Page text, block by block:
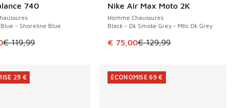
€ 189,99 à € 115,00
740
- Shoreline Blue
est en promotion. Prix en baisse de € 119,99 à € 80,00
€ 119,99
39 € Nike Air Max Moto 2K
Homme Chaussures
Black - Dk Smoke Grey - Mtlc Dk Grey
Cet article est en promotion.
€ 75,00€ 129,99
ÉCONOMISE 54 €
29 € ÉCONOMISE 69 €